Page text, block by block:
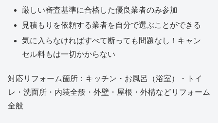
厳しい審査基準に合格した優良業者のみ参加
見積もりを依頼する業者を自分で選ぶことができる
気に入らなければすべて断っても問題なし！キャン
セル料もは一切かからない
対応リフォーム箇所：キッチン・お風呂（浴室）・トイ
レ・洗面所・内装全般・外壁・屋根・外構などリフォーム
全般